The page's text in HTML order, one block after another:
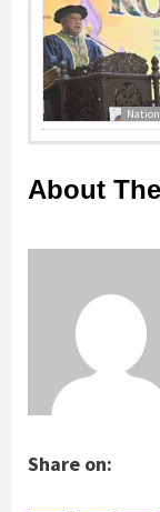
About
Share on: